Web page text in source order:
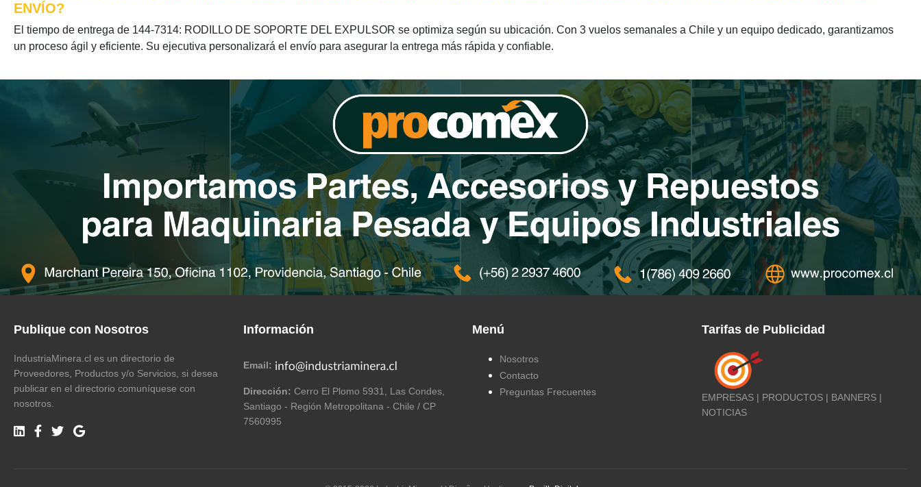
ENVÍO?
El tiempo de entrega de 144-7314: RODILLO DE SOPORTE DEL EXPULSOR se optimiza según su ubicación. Con 3 vuelos semanales a Chile y un equipo dedicado, garantizamos
un proceso ágil y eficiente. Su ejecutiva personalizará el envío para asegurar la entrega más rápida y confiable.
Publique con Nosotros
IndustriaMinera.cl es un directorio de
Proveedores, Productos y/o Servicios, si desea
publicar en el directorio comuníquese con
nosotros.
Información
Email:
Dirección: Cerro El Plomo 5931, Las Condes,
Santiago - Región Metropolitana - Chile / CP
7560995
Menú
Nosotros
Contacto
Preguntas Frecuentes
Tarifas de Publicidad
EMPRESAS | PRODUCTOS | BANNERS |
NOTICIAS